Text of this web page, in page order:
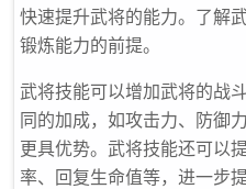
快速提升武将的能力。了解
锻炼能力的前提。
武将技能可以增加武将的战
同的加成，如攻击力、防御
更具优势。武将技能还可以
率、回复生命值等，进一步